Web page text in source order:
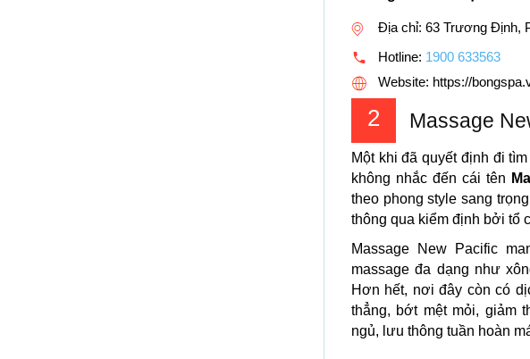
Địa chỉ: 63 Trương Định,
Hotline: 1900 633563
Website: https://
2 Massage
Một khi đã quyết định đi
không nhắc đến cái tên
theo phong style sang
thông qua kiểm định bởi tổ
Massage New Pacific
massage đa dạng như
Hơn hết, nơi đây còn có
thẳng, bớt mệt mỏi, giảm
ngủ, lưu thông tuần hoàn